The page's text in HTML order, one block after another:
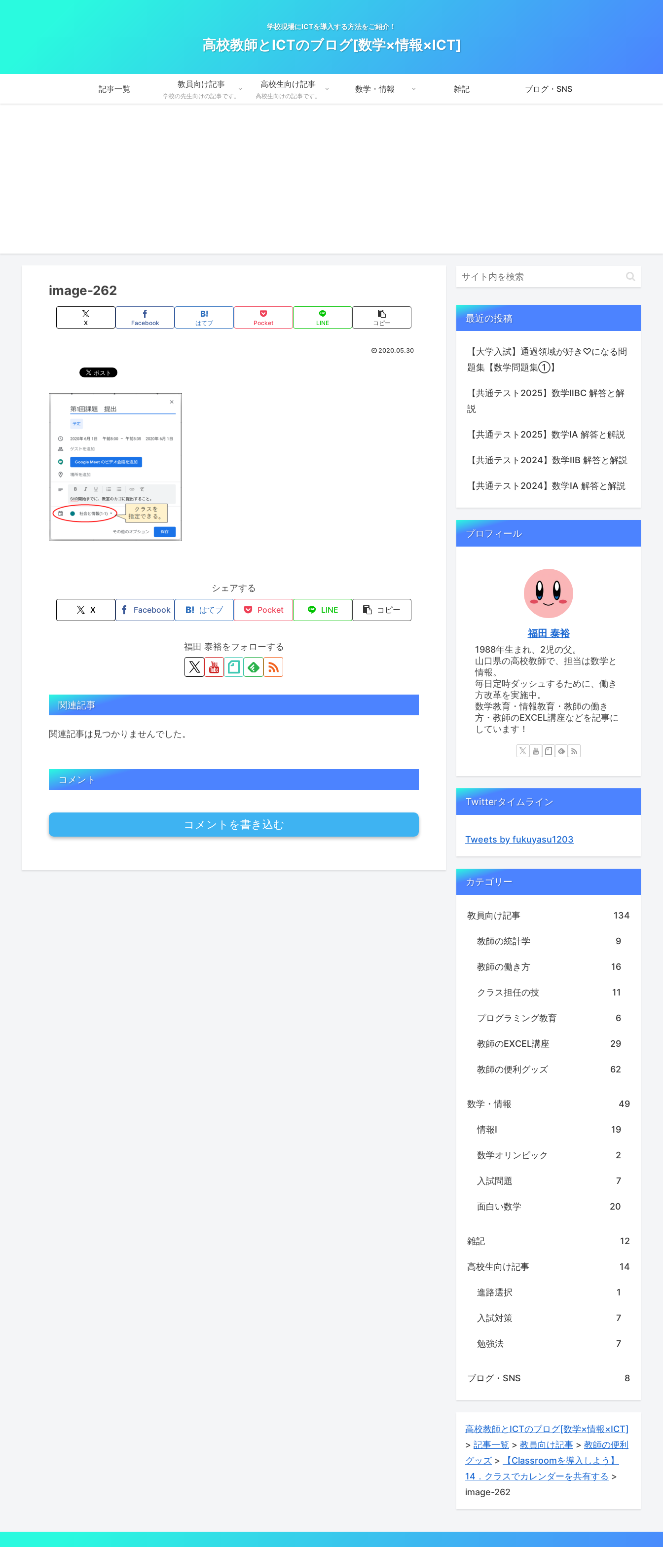
学校現場にICTを導入する方法をご紹介！
高校教師とICTのブログ[数学×情報×ICT]
記事一覧
教員向け記事
学校の先生向けの記事です。
高校生向け記事
高校生向けの記事です。
数学・情報 雑記 ブログ・SNS
image-262
X Facebook はてブ Pocket LINE コピー
2020.05.30
シェアする
X Facebook はてブ Pocket LINE コピー
福田 泰裕をフォローする
関連記事
関連記事は見つかりませんでした。
コメント
コメントを書き込む
最近の投稿
【大学入試】通過領域が好き♡になる問
題集【数学問題集①】
【共通テスト2025】数学ⅡBC 解答と解
説
【共通テスト2025】数学IA 解答と解説
【共通テスト2024】数学ⅡB 解答と解説
【共通テスト2024】数学IA 解答と解説
プロフィール
福田 泰裕
1988年生まれ、2児の父。
山口県の高校教師で、担当は数学と
情報。
毎日定時ダッシュするために、働き
方改革を実施中。
数学教育・情報教育・教師の働き
方・教師のEXCEL講座などを記事に
しています！
Twitterタイムライン
Tweets by fukuyasu1203
カテゴリー
教員向け記事 134
教師の統計学 9
教師の働き方 16
クラス担任の技 11
プログラミング教育 6
教師のEXCEL講座 29
教師の便利グッズ 62
数学・情報 49
情報Ⅰ 19
数学オリンピック 2
入試問題 7
面白い数学 20
雑記 12
高校生向け記事 14
進路選択 1
入試対策 7
勉強法 7
ブログ・SNS 8
高校教師とICTのブログ[数学×情報×ICT]
> 記事一覧 > 教員向け記事 > 教師の便利
グッズ >
【Classroomを導入しよう】
14．クラスでカレンダーを共有する >
image-262